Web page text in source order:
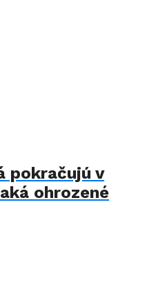
pokračujú v
ohrozené